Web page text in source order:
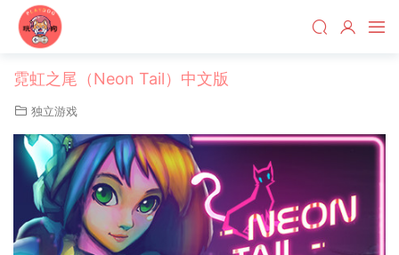
霓虹之尾（Neon Tail）中文版
独立游戏